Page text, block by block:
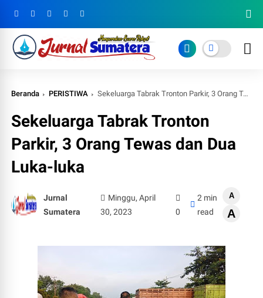
Beranda PERISTIWA Sekeluarga Tabrak Tronton Parkir, 3 Orang Tewas dan Dua Luka-luka
Sekeluarga Tabrak Tronton
Parkir, 3 Orang Tewas dan Dua
Luka-luka
Jurnal
Sumatera
Minggu, April
30, 2023
0
2 min
read
A
A